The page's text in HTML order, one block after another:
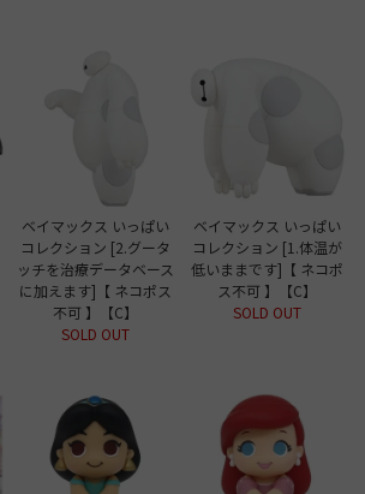
ベイマックス いっぱい
コレクション [2.グータ
ッチを治療データベース
に加えます]【 ネコポス
不可 】【C】
SOLD OUT
ベイマックス いっぱい
コレクション [1.体温が
低いままです]【 ネコポ
ス不可 】【C】
SOLD OUT